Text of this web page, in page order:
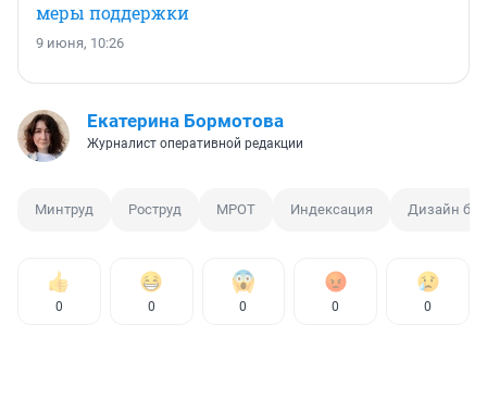
меры поддержки
9 июня, 10:26
Екатерина Бормотова
Журналист оперативной редакции
Минтруд Роструд МРОТ Индексация Дизайн
0 0 0 0 0